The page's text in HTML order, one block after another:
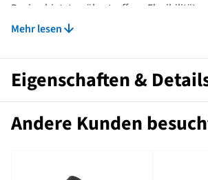
Design bietet unübertroffene Flexibilität
Lösung für jede Beobachtungssituation.
das Standardobjektiv: 85 mm,
das extrem lichtstarke 95 mm.
Dem System liegt die SWAROVISION-
Mehr lesen
Eigenschaften &
Artikelnummer
961800120
Andere Kunden